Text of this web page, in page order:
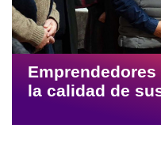
la calidad de